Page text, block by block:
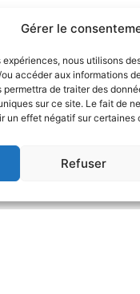
Gérer le
expériences, nous utilisons
accéder aux informations
de traiter des
sur ce site. Le fait de
un effet négatif sur
Refuser
trois ans. Ces
de Surveillance, qui
étrangère (soit 25
réunir des profils,
de répondre aux